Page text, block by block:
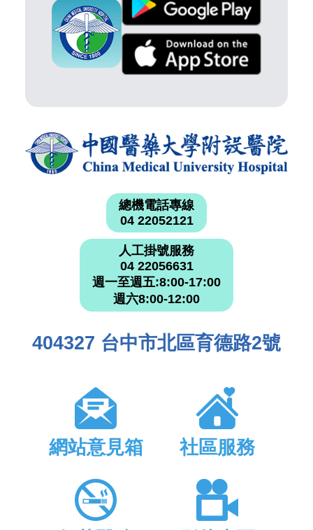
總機電話專線
04 22052121
人工掛號服務
04 22056631
週一至週五:8:00-17:00
週六8:00-12:00
404327 台中市北區育德路2號
網站意見箱 社區服務